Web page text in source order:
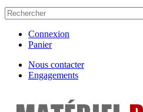
Connexion
Panier
Nous contacter
Engagements